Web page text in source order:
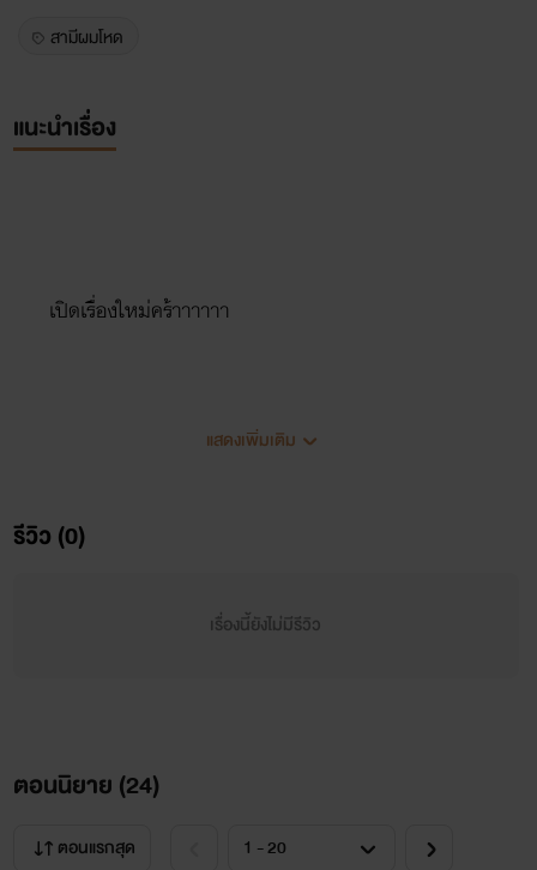
สามีผมโหด
แนะนำเรื่อง
เปิดเรื่องใหม่คร้าาาาาา
เรื่องนี้เป็นเรื่องราวของเด็กแว่นใสซื่อคนนึงที่มีนิสัยแรดร่าน
เเว่นคนนี้ได้เจอกับผู้ชายคนนึงที่มีอายุมากกว่าสามปีและยังเป็น
รุ่นพี่ที่มหาลัยอีกและที่สำคัญรุ่นพี่คนนี้มีความแค้นที่ต้องการมา
แสดงเพิ่มเติม
รีวิว (0)
เรื่องนี้ยังไม่มีรีวิว
ตอนนิยาย (24)
ตอนแรกสุด